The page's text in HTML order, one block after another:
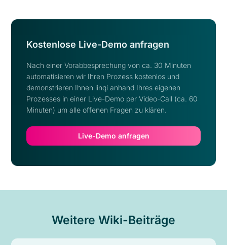
Kostenlose Live-Demo anfragen
Nach einer Vorabbesprechung von ca. 30 Minuten
automatisieren wir Ihren Prozess kostenlos und
demonstrieren Ihnen linqi anhand Ihres eigenen
Prozesses in einer Live-Demo per Video-Call (ca. 60
Minuten) um alle offenen Fragen zu klären.
Live-Demo anfragen
Weitere Wiki-Beiträge